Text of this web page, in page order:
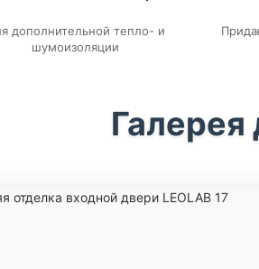
дополнительной тепло- и
шумоизоляции
Галерея